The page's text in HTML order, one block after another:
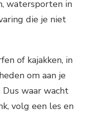
watersporten in
die je niet
of kajakken, in
om aan je
waar wacht
volg een les en